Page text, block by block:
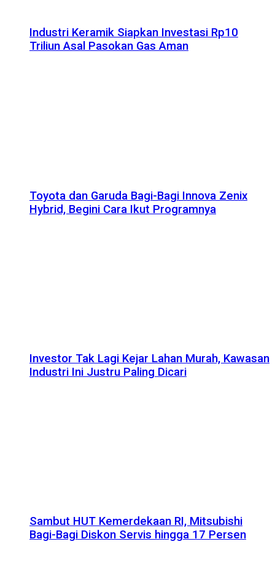
Industri Keramik Siapkan Investasi Rp10
Triliun Asal Pasokan Gas Aman
Toyota dan Garuda Bagi-Bagi Innova Zenix
Hybrid, Begini Cara Ikut Programnya
Investor Tak Lagi Kejar Lahan Murah, Kawasan
Industri Ini Justru Paling Dicari
Sambut HUT Kemerdekaan RI, Mitsubishi
Bagi-Bagi Diskon Servis hingga 17 Persen